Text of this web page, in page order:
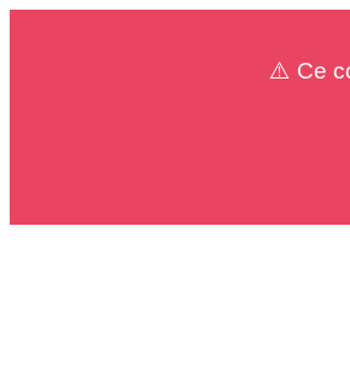
⚠️ Ce